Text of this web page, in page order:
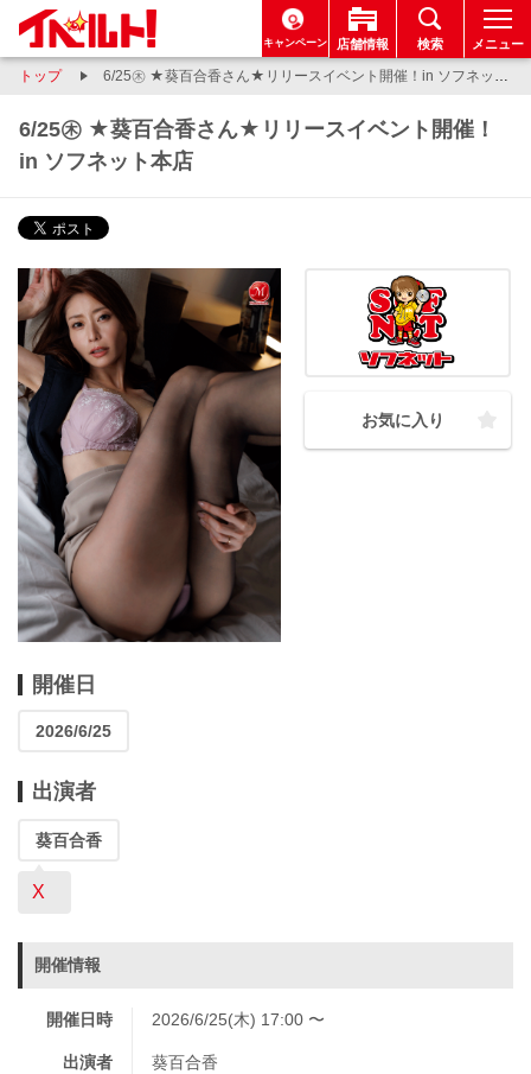
キャンペーン 店舗情報 検索 メニュー
トップ 6/25㊍ ★葵百合香さん★リリースイベント開催！in ソフネット本店
6/25㊍ ★葵百合香さん★リリースイベント開催！
in ソフネット本店
お気に入り
開催日
2026/6/25
出演者
葵百合香
X
開催情報
開催日時 2026/6/25(木) 17:00 〜
出演者 葵百合香